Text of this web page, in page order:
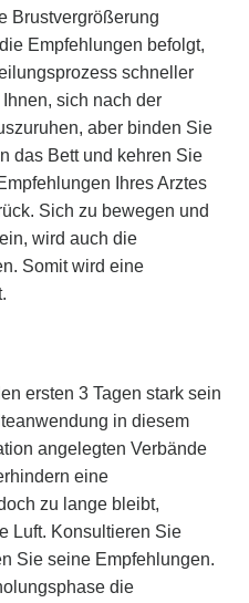
Brustvergrößerung
Empfehlungen befolgt,
schneller
sich nach der
aber binden Sie
das Bett und kehren Sie
Ihres Arztes
Sich zu bewegen und
wird auch die
Somit wird eine
ersten 3 Tagen stark sein
in diesem
angelegten Verbände
eine
zu lange bleibt,
Luft. Konsultieren Sie
Sie seine Empfehlungen.
die